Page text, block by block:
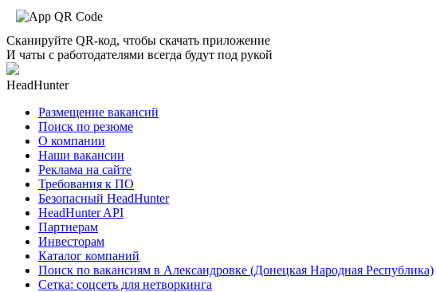
Сканируйте QR-код, чтобы скачать приложение
И чаты с работодателями всегда будут под рукой
HeadHunter
Размещение вакансий
Поиск по резюме
О компании
Наши вакансии
Реклама на сайте
Требования к ПО
Безопасный HeadHunter
HeadHunter API
Партнерам
Инвесторам
Каталог компаний
Поиск по вакансиям в Александровке (Донецкая Народная Республика)
Сетка: соцсеть для нетворкинга